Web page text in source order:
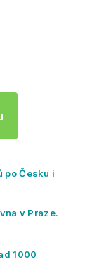
Česku i
v Praze.
1000